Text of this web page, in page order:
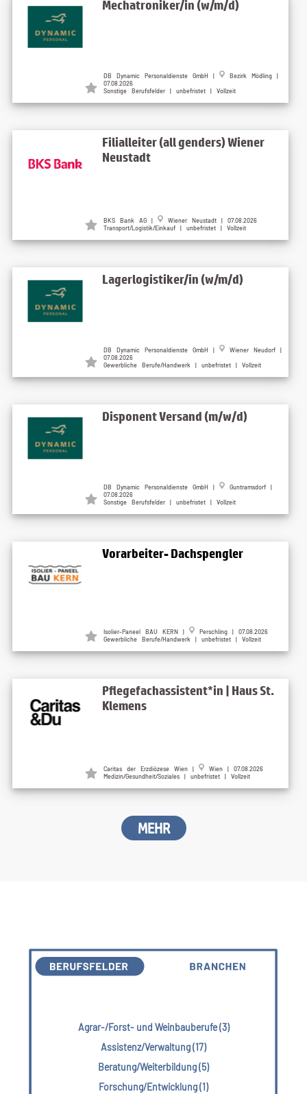
Mechatroniker/in (w/m/d)
DB Dynamic Personaldienste GmbH | Bezirk Mödling |
07.08.2026
Sonstige Berufsfelder | unbefristet | Vollzeit
Filialleiter (all genders) Wiener
Neustadt
BKS Bank AG | Wiener Neustadt | 07.08.2026
Transport/Logistik/Einkauf | unbefristet | Vollzeit
Lagerlogistiker/in (w/m/d)
DB Dynamic Personaldienste GmbH | Wiener Neudorf |
07.08.2026
Gewerbliche Berufe/Handwerk | unbefristet | Vollzeit
Disponent Versand (m/w/d)
DB Dynamic Personaldienste GmbH | Guntramsdorf |
07.08.2026
Sonstige Berufsfelder | unbefristet | Vollzeit
Vorarbeiter- Dachspengler
Isolier-Paneel BAU KERN | Perschling | 07.08.2026
Gewerbliche Berufe/Handwerk | unbefristet | Vollzeit
Pflegefachassistent*in | Haus St.
Klemens
Caritas der Erzdiözese Wien | Wien | 07.08.2026
Medizin/Gesundheit/Soziales | unbefristet | Vollzeit
MEHR
Agrar-/Forst- und Weinbauberufe (3)
Assistenz/Verwaltung (17)
Beratung/Weiterbildung (5)
Forschung/Entwicklung (1)